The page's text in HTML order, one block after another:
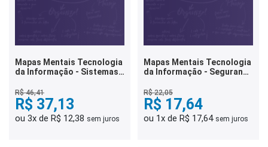
Mapas Mentais Tecnologia
da Informação - Sistemas
R$ 46,41
R$ 37,13
ou 3x de R$ 12,38 sem juros
Mapas Mentais Tecnologia
da Informação - Segurança
Ataques (PDF)
R$ 22,05
R$ 17,64
ou 1x de R$ 17,64 sem juros